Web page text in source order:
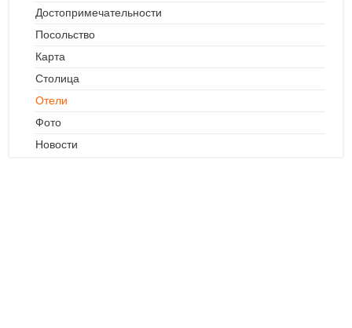
Достопримечательности
Посольство
Карта
Столица
Отели
Фото
Новости